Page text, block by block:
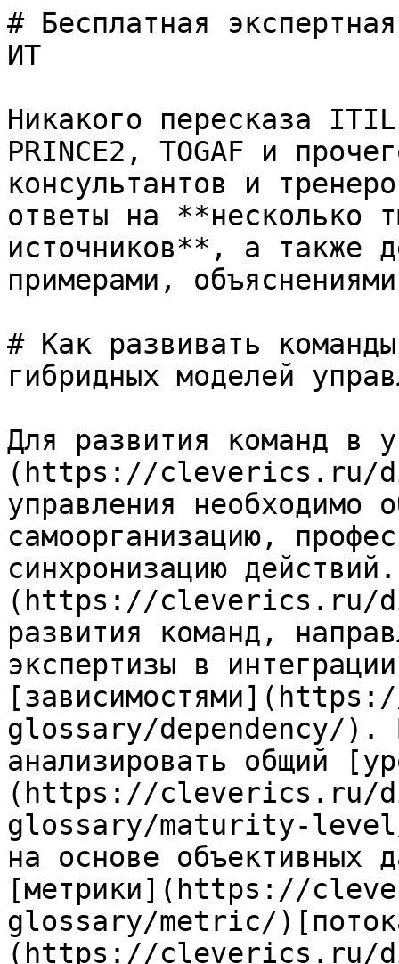
# Бесплатная
ИТ
Никакого пересказа
PRINCE2, TOGAF и
консультантов и
ответы на **несколько
источников**, а также
примерами,
# Как развивать
гибридных моделей
Для развития команд в
(https://cleverics.ru/
управления необходимо
самоорганизацию,
синхронизацию
(https://cleverics.ru/
развития команд,
экспертизы в
glossary/dependency/).
анализировать общий
(https://cleverics.ru/
glossary/maturity-level/)
на основе объективных
[метрики](https://
glossary/metric/
(https://cleverics.ru/